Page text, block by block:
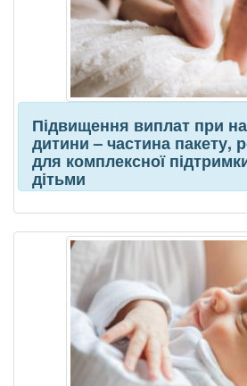
Підвищення виплат при
дитини – частина пакету,
для комплексної
дітьми